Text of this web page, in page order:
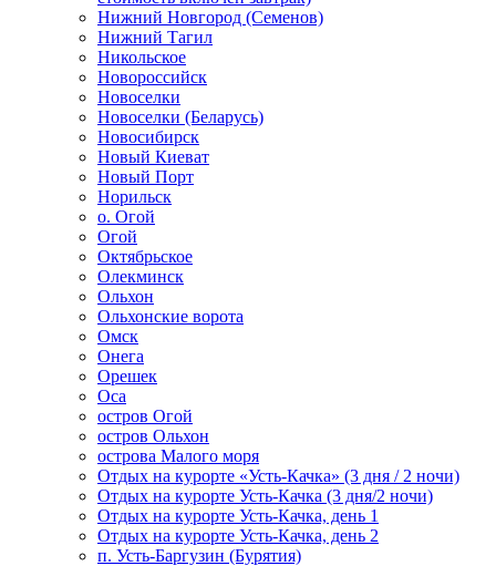
Нижний Новгород (Семенов)
Нижний Тагил
Никольское
Новороссийск
Новоселки
Новоселки (Беларусь)
Новосибирск
Новый Киеват
Новый Порт
Норильск
о. Огой
Огой
Октябрьское
Олекминск
Ольхон
Ольхонские ворота
Омск
Онега
Орешек
Оса
остров Огой
остров Ольхон
острова Малого моря
Отдых на курорте «Усть-Качка» (3 дня / 2 ночи)
Отдых на курорте Усть-Качка (3 дня/2 ночи)
Отдых на курорте Усть-Качка, день 1
Отдых на курорте Усть-Качка, день 2
п. Усть-Баргузин (Бурятия)